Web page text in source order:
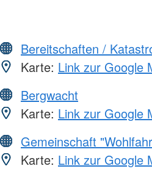
Bereitschaften /
Karte: Link zur Google
Bergwacht
Karte: Link zur Google
Gemeinschaft
Karte: Link zur Google